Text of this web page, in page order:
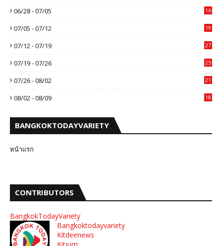
06/28 - 07/05 16
07/05 - 07/12 19
07/12 - 07/19 27
07/19 - 07/26 25
07/26 - 08/02 21
08/02 - 08/09 18
BANGKOKTODAYVARIETY
หน้าแรก
CONTRIBUTORS
BangkokTodayVariety
Bangkoktodayvariety
Kitdeenews